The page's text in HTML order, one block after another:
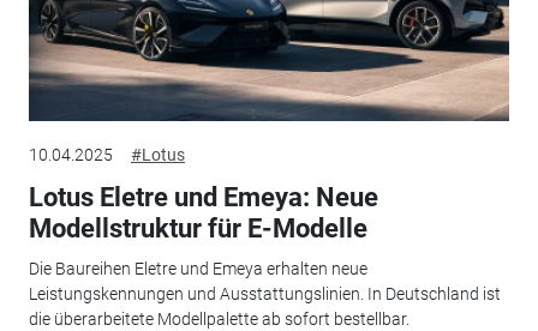
10.04.2025 #Lotus
Lotus Eletre und Emeya: Neue
Modellstruktur für E-Modelle
Die Baureihen Eletre und Emeya erhalten neue
Leistungskennungen und Ausstattungslinien. In Deutschland ist
die überarbeitete Modellpalette ab sofort bestellbar.